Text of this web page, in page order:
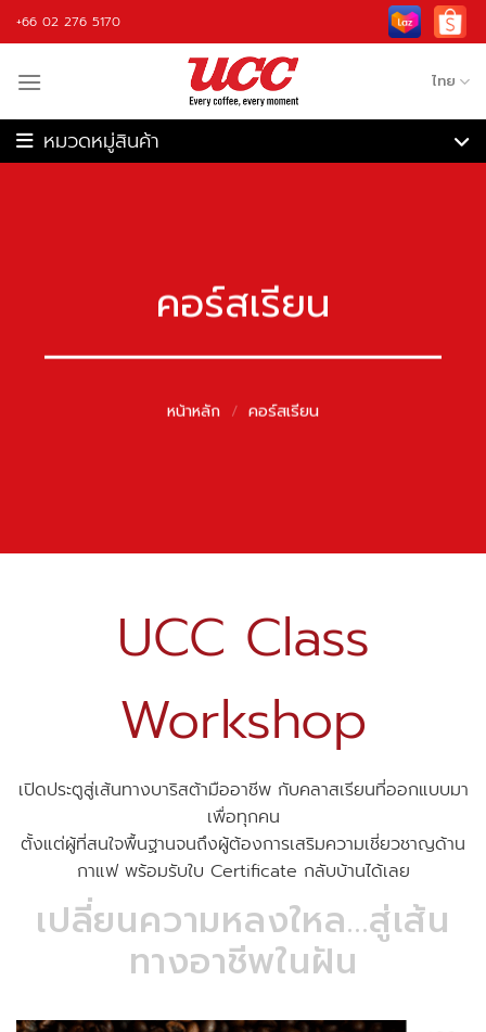
Skip
to
+66 02 276 5170
ไทย
อุปกรณ์กาแฟ
คอร์สเรียน
หน้าหลัก / คอร์สเรียน
UCC Class
Workshop
เปิดประตูสู่เส้นทางบาริสต้ามืออาชีพ กับคลาสเรียนที่ออกแบบมา
เพื่อทุกคน
ตั้งแต่ผู้ที่สนใจพื้นฐานจนถึงผู้ต้องการเสริมความเชี่ยวชาญด้าน
กาแฟ พร้อมรับใบ Certificate กลับบ้านได้เลย
เปลี่ยนความหลงใหล…สู่เส้น
ทางอาชีพในฝัน